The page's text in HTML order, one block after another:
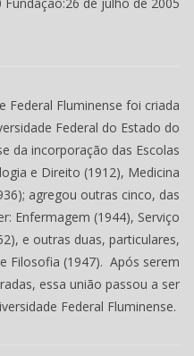
Fundação:26 de julho de 2005
Federal Fluminense foi criada
Federal do Estado do
da incorporação das Escolas
e Direito (1912), Medicina
agregou outras cinco, das
Enfermagem (1944), Serviço
e outras duas, particulares,
Filosofia (1947). Após serem
essa união passou a ser
Federal Fluminense.